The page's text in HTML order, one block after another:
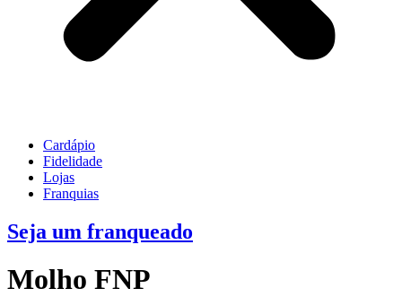
Cardápio
Fidelidade
Lojas
Franquias
Seja um franqueado
Molho FNP